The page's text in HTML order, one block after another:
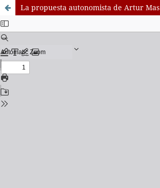
La propuesta autonomista de Artur Mas